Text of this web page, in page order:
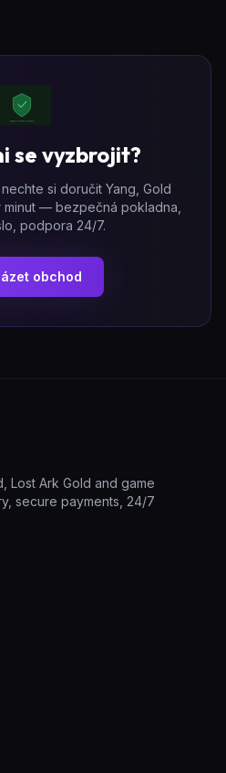
se vyzbrojit?
si doručit Yang, Gold
— bezpečná pokladna,
podpora 24/7.
obchod
Lost Ark Gold and game
secure payments, 24/7